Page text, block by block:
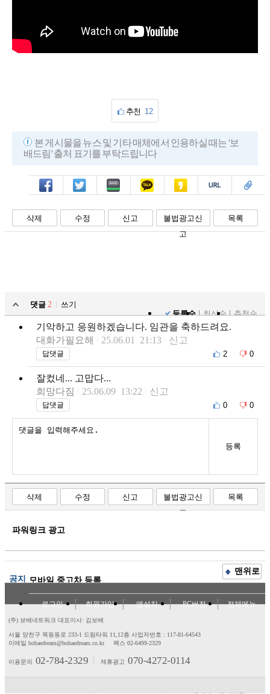
추천 12
본 게시물을 뉴스 및 기타 매체에서 인용하실 때는 '보
배드림' 출처 표기를 부탁드립니다
페북 트윗 밴드 카톡 카스 복사 스크랩
삭제 수정 신고
불법광고신
고
목록
댓글 2
쓰기
등록순
최신순 추천순
기악하고 응원하겠습니다. 임관을 축하드려요.
대화가필요해
25.06.01 21:13 신고
답댓글 2 0
잘컸네... 고맙다...
희망다짐
25.06.09 13:22 신고
답댓글 0 0
등록
삭제 수정 신고
불법광고신
고
목록
파워링크 광고
공지 모바일 중고차 등록
맨위로
로그인 회원가입 앱설치 PC버전 전체메뉴
(주) 보배네트워크 대표이사: 김보배
서울 양천구 목동동로 233-1 드림타워 11,12층 사업자번호 : 117-81-64543
이메일 bobaedream@bobaedream.co.kr
팩스 02-6499-2329
이용문의 02-784-2329 제휴광고 070-4272-0114